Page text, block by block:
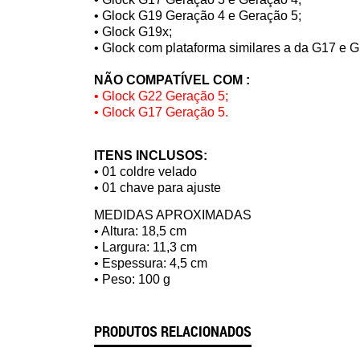
• Glock G19 Geração 4 e Geração 5;
• Glock G19x;
• Glock com plataforma similares a da G17 e
NÃO COMPATÍVEL COM :
• Glock G22 Geração 5;
• Glock G17 Geração 5.
ITENS INCLUSOS:
• 01 coldre velado
• 01 chave para ajuste
MEDIDAS APROXIMADAS
• Altura: 18,5 cm
• Largura: 11,3 cm
• Espessura: 4,5 cm
• Peso: 100 g
PRODUTOS RELACIONADOS